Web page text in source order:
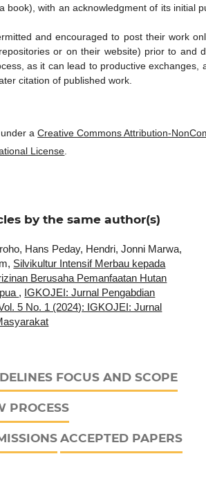
book), with an acknowledgment of its initial
and encouraged to post their work
or on their website) prior to and
as it can lead to productive exchanges,
citation of published work.
under aCreative Commons Attribution-
License.
by the same author(s)
Hans Peday, Hendri, Jonni Marwa,
Silvikultur Intensif Merbau kepada
Berusaha Pemanfaatan Hutan
, IGKOJEI: Jurnal Pengabdian
5 No. 1 (2024): IGKOJEI: Jurnal
FOCUS AND SCOPE
PROCESS
ACCEPTED PAPERS